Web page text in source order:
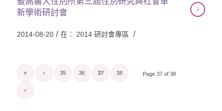
新學術研討會
2014-08-20 / 在： 2014 研討會專區 /
Page 37 of 38
« ‹ 35 36 37 38
›